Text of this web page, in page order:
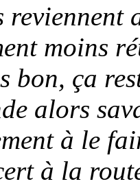
reviennent
moins
bon, ça
alors
à le
à la